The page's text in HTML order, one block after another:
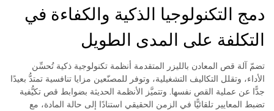
دمج التكنولوجيا الذكية والكفاءة في
التكلفة على المدى الطويل
تضمّ آلة قص المعادن بالليزر المتقدمة أنظمة تكنولوجية ذكية تُحسِّن
الأداء، وتقلل التكاليف التشغيلية، وتوفر للمصنّعين مزايا تنافسية تمتدُّ بعيدًا
جدًّا عن عملية القص نفسها. وتتميَّز الأنظمة الحديثة بضوابط قص تكيُّفية
تضبط المعايير تلقائيًّا في الزمن الحقيقي استنادًا إلى حالة المادة، مع